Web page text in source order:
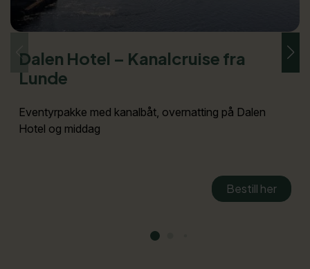
Dalen Hotel – Kanalcruise fra
Lunde
Eventyrpakke med kanalbåt, overnatting på Dalen
Hotel og middag
Bestill her